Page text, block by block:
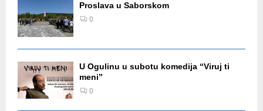
Proslava u Saborskom
0
U Ogulinu u subotu komedija “Viruj ti
meni”
0